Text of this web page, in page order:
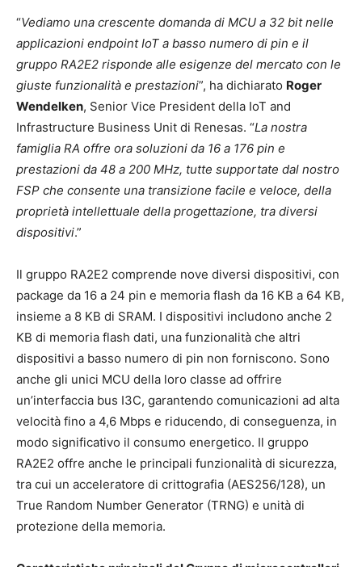
“Vediamo una crescente domanda di MCU a 32 bit nelle
applicazioni endpoint IoT a basso numero di pin e il
gruppo RA2E2 risponde alle esigenze del mercato con le
giuste funzionalità e prestazioni”, ha dichiarato Roger
Wendelken, Senior Vice President della IoT and
Infrastructure Business Unit di Renesas. “La nostra
famiglia RA offre ora soluzioni da 16 a 176 pin e
prestazioni da 48 a 200 MHz, tutte supportate dal nostro
FSP che consente una transizione facile e veloce, della
proprietà intellettuale della progettazione, tra diversi
dispositivi.”
Il gruppo RA2E2 comprende nove diversi dispositivi, con
package da 16 a 24 pin e memoria flash da 16 KB a 64 KB,
insieme a 8 KB di SRAM. I dispositivi includono anche 2
KB di memoria flash dati, una funzionalità che altri
dispositivi a basso numero di pin non forniscono. Sono
anche gli unici MCU della loro classe ad offrire
un’interfaccia bus I3C, garantendo comunicazioni ad alta
velocità fino a 4,6 Mbps e riducendo, di conseguenza, in
modo significativo il consumo energetico. Il gruppo
RA2E2 offre anche le principali funzionalità di sicurezza,
tra cui un acceleratore di crittografia (AES256/128), un
True Random Number Generator (TRNG) e unità di
protezione della memoria.